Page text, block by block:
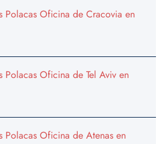
Polacas Oficina de Cracovia en
Polacas Oficina de Tel Aviv en
Polacas Oficina de Atenas en